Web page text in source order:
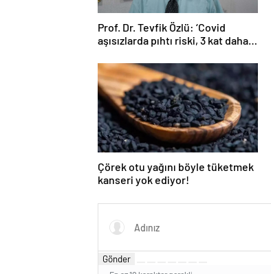
Prof. Dr. Tevfik Özlü: ‘Covid
aşısızlarda pıhtı riski, 3 kat daha
Çörek otu yağını böyle tüketmek
kanseri yok ediyor!
Gönder